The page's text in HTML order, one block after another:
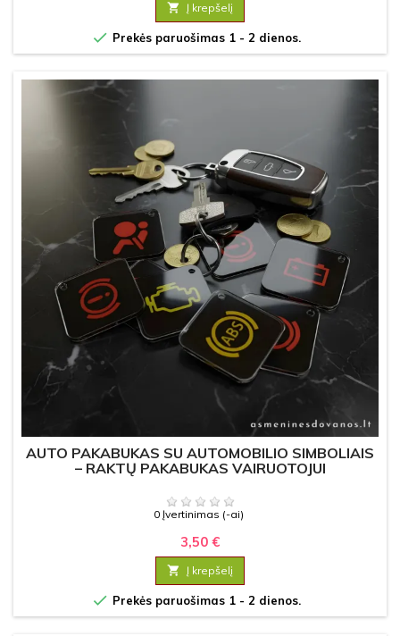
 Į krepšelį
 Prekės paruošimas 1 - 2 dienos.
AUTO PAKABUKAS SU AUTOMOBILIO SIMBOLIAIS
– RAKTŲ PAKABUKAS VAIRUOTOJUI
0 Įvertinimas (-ai)
3,50 €
 Į krepšelį
 Prekės paruošimas 1 - 2 dienos.